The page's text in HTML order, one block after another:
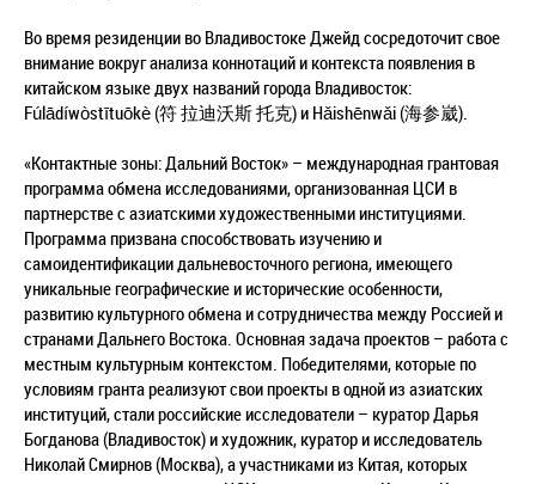
Во время резиденции во Владивостоке Джейд сосредоточит свое
внимание вокруг анализа коннотаций и контекста появления в
китайском языке двух названий города Владивосток:
Fúlādíwòstītuōkè (符 拉迪沃斯 托克) и Hǎishēnwǎi (海参崴).
«Контактные зоны: Дальний Восток» – международная грантовая
программа обмена исследованиями, организованная ЦСИ в
партнерстве с азиатскими художественными институциями.
Программа призвана способствовать изучению и
самоидентификации дальневосточного региона, имеющего
уникальные географические и исторические особенности,
развитию культурного обмена и сотрудничества между Россией и
странами Дальнего Востока. Основная задача проектов – работа с
местным культурным контекстом. Победителями, которые по
условиям гранта реализуют свои проекты в одной из азиатских
институций, стали российские исследователи – куратор Дарья
Богданова (Владивосток) и художник, куратор и исследователь
Николай Смирнов (Москва), а участниками из Китая, которых